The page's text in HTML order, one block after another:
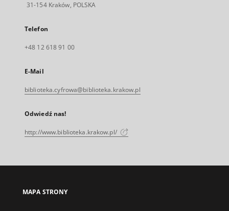
31-154 Kraków, POLSKA
Telefon
+48 12 618 91 00
E-Mail
biblioteka.cyfrowa@biblioteka.krakow.pl
Odwiedź nas!
http://www.biblioteka.krakow.pl/
MAPA STRONY